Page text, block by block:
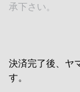
承下さい。
決済完了後、ヤ
す。